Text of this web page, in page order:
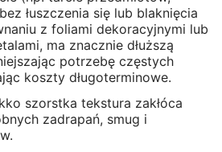
łuszczenia się lub blaknięcia
z foliami dekoracyjnymi lub
ma znacznie dłuższą
potrzebę częstych
koszty długoterminowe.
szorstka tekstura zakłóca
zadrapań, smug i